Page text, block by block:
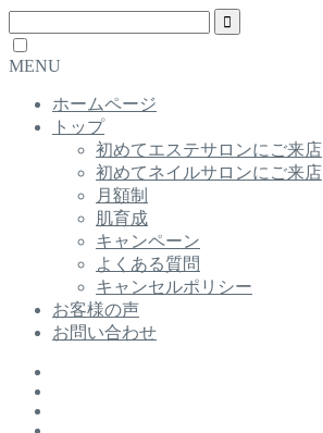
MENU
ホームページ
トップ
初めてエステサロンにご来店
初めてネイルサロンにご来店
月額制
肌育成
キャンペーン
よくある質問
キャンセルポリシー
お客様の声
お問い合わせ